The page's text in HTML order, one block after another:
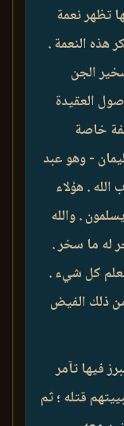
تظهر نعمة
هذه النعمة .
الجن
العقيدة
خاصة
- وهو عبد
. هؤلاء
. والله
له ما سخر .
كل شيء .
ذلك الفيض
فيها تآمر
قتله ؛ ثم